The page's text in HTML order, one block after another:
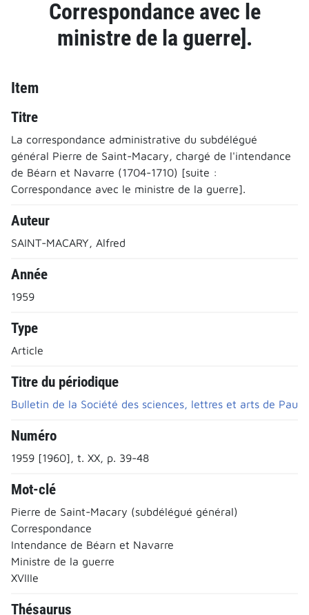
Correspondance avec le
ministre de la guerre].
Item
Titre
La correspondance administrative du subdélégué
général Pierre de Saint-Macary, chargé de l'intendance
de Béarn et Navarre (1704-1710) [suite :
Correspondance avec le ministre de la guerre].
Auteur
SAINT-MACARY, Alfred
Année
1959
Type
Article
Titre du périodique
Bulletin de la Société des sciences, lettres et arts de Pau
Numéro
1959 [1960], t. XX, p. 39-48
Mot-clé
Pierre de Saint-Macary (subdélégué général)
Correspondance
Intendance de Béarn et Navarre
Ministre de la guerre
XVIIIe
Thésaurus